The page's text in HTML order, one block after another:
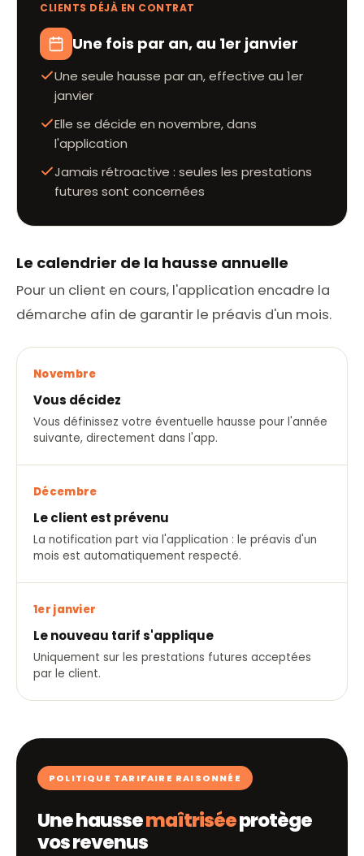
CLIENTS DÉJÀ EN CONTRAT
Une fois par an, au 1er janvier
Une seule hausse par an, effective au 1er
janvier
Elle se décide en novembre, dans
l'application
Jamais rétroactive : seules les prestations
futures sont concernées
Le calendrier de la hausse annuelle
Pour un client en cours, l'application encadre la
démarche afin de garantir le préavis d'un mois.
Novembre
Vous décidez
Vous définissez votre éventuelle hausse pour l'année
suivante, directement dans l'app.
Décembre
Le client est prévenu
La notification part via l'application : le préavis d'un
mois est automatiquement respecté.
1er janvier
Le nouveau tarif s'applique
Uniquement sur les prestations futures acceptées
par le client.
POLITIQUE TARIFAIRE RAISONNÉE
Une haussemaîtriséeprotège
vos revenus